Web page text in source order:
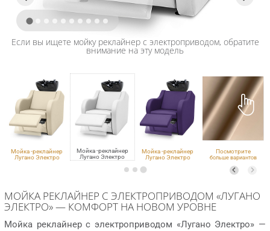
Мойка -реклайнер
Лугано Электро
Мойка -реклайнер
Лугано Электро
Мойка -реклайнер
Лугано Электро
Посмотрите
больше вариантов
Если вы ищете мойку реклайнер с электроприводом, обратите
внимание на эту модель
МОЙКА РЕКЛАЙНЕР С ЭЛЕКТРОПРИВОДОМ «ЛУГАНО
ЭЛЕКТРО» — КОМФОРТ НА НОВОМ УРОВНЕ
Мойка реклайнер с электроприводом «Лугано Электро» —